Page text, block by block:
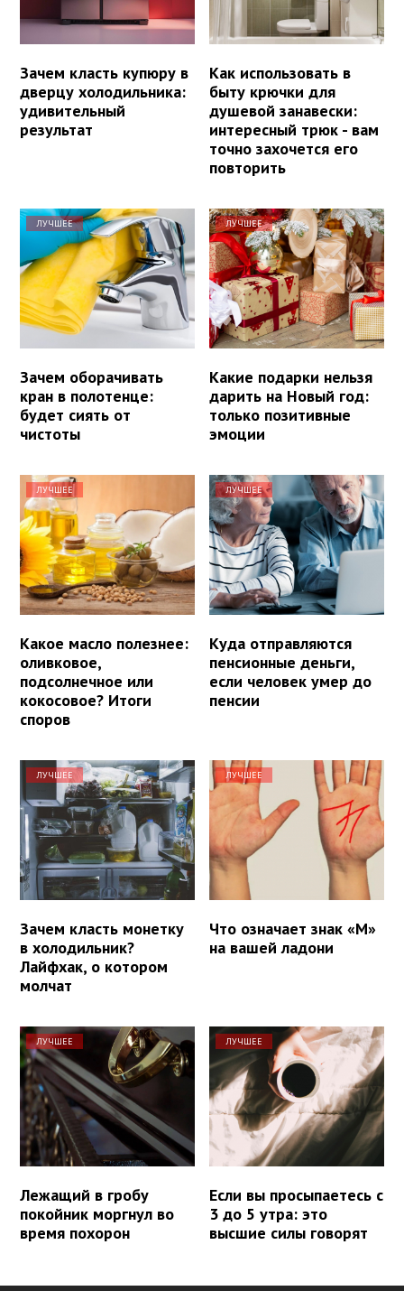
Зачем класть купюру в
дверцу холодильника:
удивительный
результат
Как использовать в
быту крючки для
душевой занавески:
интересный трюк - вам
точно захочется его
повторить
ЛУЧШЕЕ
Зачем оборачивать
кран в полотенце:
будет сиять от
чистоты
ЛУЧШЕЕ
Какие подарки нельзя
дарить на Новый год:
только позитивные
эмоции
ЛУЧШЕЕ
Какое масло полезнее:
оливковое,
подсолнечное или
кокосовое? Итоги
споров
ЛУЧШЕЕ
Куда отправляются
пенсионные деньги,
если человек умер до
пенсии
ЛУЧШЕЕ
Зачем класть монетку
в холодильник?
Лайфхак, о котором
молчат
ЛУЧШЕЕ
Что означает знак «М»
на вашей ладони
ЛУЧШЕЕ
Лежащий в гробу
покойник моргнул во
время похорон
ЛУЧШЕЕ
Если вы просыпаетесь с
3 до 5 утра: это
высшие силы говорят